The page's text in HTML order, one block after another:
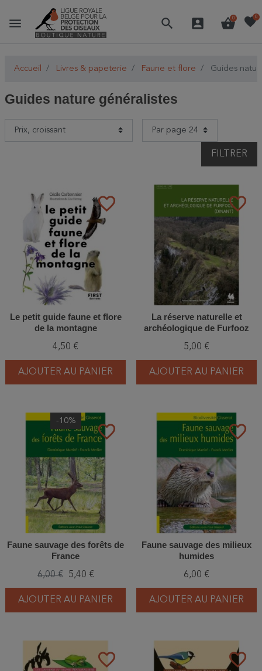
menu search account_box shopping_basket
0 favorite0
Accueil Livres & papeterie Faune et flore Guides
Guides nature généralistes
FILTRER
favorite_border
Le petit guide faune et flore
de la montagne
4,50 €
AJOUTER AU PANIER
favorite_border
La réserve naturelle et
archéologique de Furfooz
5,00 €
AJOUTER AU PANIER
favorite_border
-10%
Faune sauvage des forêts de
France
6,00 € 5,40 €
AJOUTER AU PANIER
favorite_border
Faune sauvage des milieux
humides
6,00 €
AJOUTER AU PANIER
favorite_border favorite_border